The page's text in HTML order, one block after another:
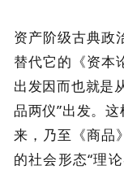
资产阶级古典政
替代它的《资本
出发因而也就是
品两仪”出发。
来，乃至《商
的社会形态“理